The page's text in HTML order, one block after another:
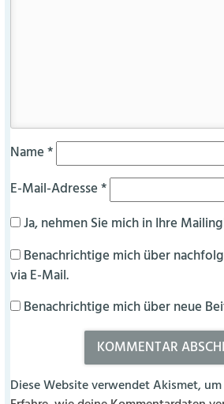
Name*
E-Mail-Adresse*
Ja, nehmen Sie mich in Ihre
Benachrichtige mich über
via E-Mail.
Benachrichtige mich über neue
Diese Website verwendet Akismet, um